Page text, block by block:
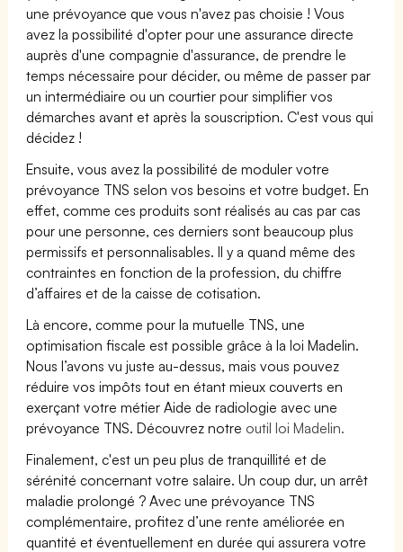
une prévoyance que vous n'avez pas choisie ! Vous
avez la possibilité d'opter pour une assurance directe
auprès d'une compagnie d'assurance, de prendre le
temps nécessaire pour décider, ou même de passer par
un intermédiaire ou un courtier pour simplifier vos
démarches avant et après la souscription. C'est vous qui
décidez !
Ensuite, vous avez la possibilité de moduler votre
prévoyance TNS selon vos besoins et votre budget. En
effet, comme ces produits sont réalisés au cas par cas
pour une personne, ces derniers sont beaucoup plus
permissifs et personnalisables. Il y a quand même des
contraintes en fonction de la profession, du chiffre
d’affaires et de la caisse de cotisation.
Là encore, comme pour la mutuelle TNS, une
optimisation fiscale est possible grâce à la loi Madelin.
Nous l’avons vu juste au-dessus, mais vous pouvez
réduire vos impôts tout en étant mieux couverts en
exerçant votre métier Aide de radiologie avec une
prévoyance TNS. Découvrez notre outil loi Madelin.
Finalement, c'est un peu plus de tranquillité et de
sérénité concernant votre salaire. Un coup dur, un arrêt
maladie prolongé ? Avec une prévoyance TNS
complémentaire, profitez d’une rente améliorée en
quantité et éventuellement en durée qui assurera votre